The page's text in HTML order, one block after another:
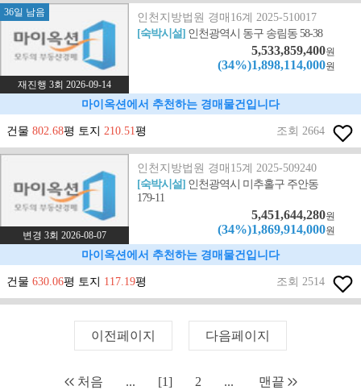
36일 남음
재진행 3회 2026-09-14
인천지방법원 경매16계 2025-510017
[숙박시설] 인천광역시 동구 송림동 58-38
5,533,859,400원
(34%)1,898,114,000원
마이옥션에서 추천하는 경매물건입니다
건물 802.68평 토지 210.51평 조회 2664
변경 3회 2026-08-07
인천지방법원 경매15계 2025-509240
[숙박시설] 인천광역시 미추홀구 주안동
179-11
5,451,644,280원
(34%)1,869,914,000원
마이옥션에서 추천하는 경매물건입니다
건물 630.06평 토지 117.19평 조회 2514
이전페이지 다음페이지
처음 ... [1] 2 ... 맨끝